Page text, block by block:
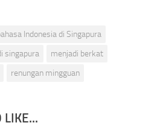
Indonesia di Singapura
singapura
menjadi berkat
renungan mingguan
LIKE...